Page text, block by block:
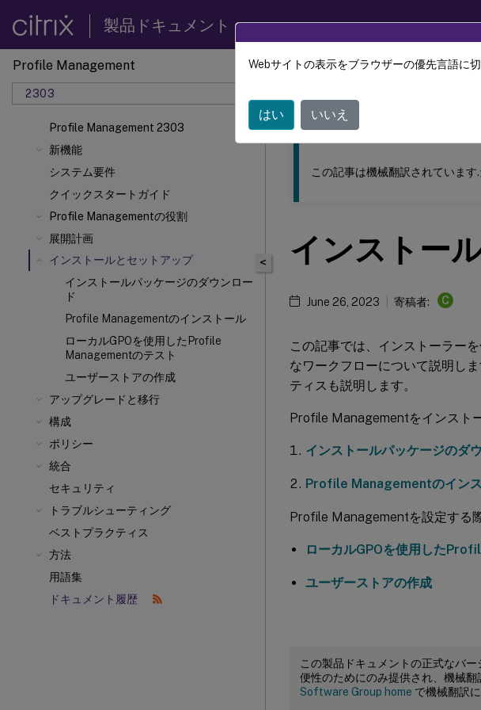
製品ドキュメント
Profile Management
2303
Profile Management 2303
新機能
システム要件
クイックスタートガイド
Profile Managementの役割
展開計画
インストールとセットアップ
インストールパッケージのダウンロー
ド
Profile Managementのインストール
ローカルGPOを使用したProfile
Managementのテスト
ユーザーストアの作成
アップグレードと移行
構成
ポリシー
統合
セキュリティ
トラブルシューティング
ベストプラクティス
方法
用語集
ドキュメント履歴
このコンテンツは動的に機械翻訳されてい
Profile Management
<
この記事は機械翻訳されています.
インストー
June 26, 2023 寄稿者: C
この記事では、インストーラー
なワークフローについて説明し
ティスも説明します。
Profile Managementをインスト
インストールパッケージのダ
Profile Managementのイン
Profile Managementを設定する
ローカルGPOを使用した
ユーザーストアの作成
この製品ドキュメントの正式なバ
便性のためにのみ提供され、機械翻
Software Group home で機械翻訳
Webサイトの表示をブラウザーの優先言語に
はい いいえ